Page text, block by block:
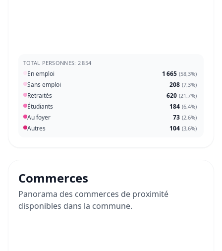
TOTAL PERSONNES: 2 854
En emploi 1 665 (58,3%)
Sans emploi 208 (7,3%)
Retraités 620 (21,7%)
Étudiants 184 (6,4%)
Au foyer 73 (2,6%)
Autres 104 (3,6%)
Commerces
Panorama des commerces de proximité
disponibles dans la commune.